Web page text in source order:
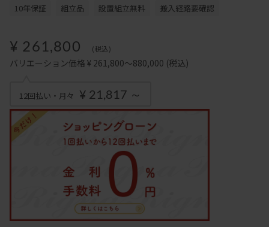
10年保証 組立品 設置組立無料 搬入経路要確認
¥ 261,800 (税込)
バリエーション価格 ¥ 261,800～880,000 (税込)
12回払い・月々 ¥ 21,817 ～